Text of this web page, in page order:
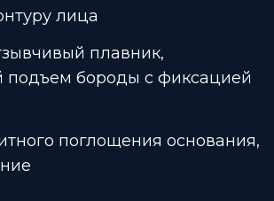
лица
плавник,
подъем бороды с фиксацией
поглощения основания,